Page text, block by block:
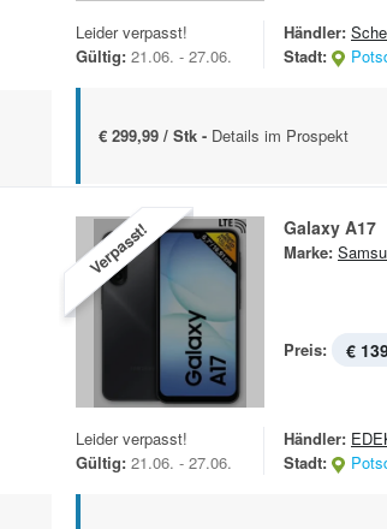
Leider verpasst!
Gültig: 21.06. - 27.06.
Händler:
Stadt:
€ 299,99 / Stk - Details im Prospekt
Verpasst! Galaxy A17
Marke:
Preis: €
Leider verpasst!
Gültig: 21.06. - 27.06.
Händler:
Stadt: